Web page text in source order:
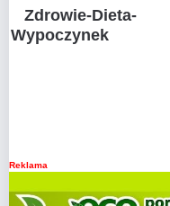
Zdrowie-Dieta-
Wypoczynek
Reklama